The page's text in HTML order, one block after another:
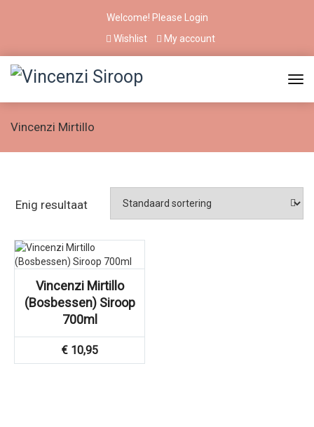
Welcome! Please
Login
Wishlist
My account
Vincenzi Mirtillo
Enig resultaat
Vincenzi Mirtillo
(Bosbessen) Siroop
700ml
€10,95